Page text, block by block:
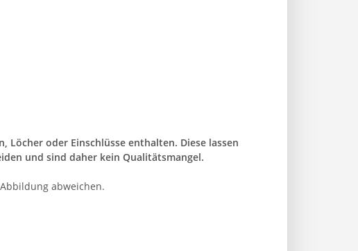
Löcher oder Einschlüsse enthalten. Diese lassen
und sind daher kein Qualitätsmangel.
abweichen.